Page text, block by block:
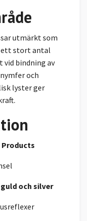
utmärkt som
ett stort antal
vid bindning av
och
lyster ger
Products
guld och silver